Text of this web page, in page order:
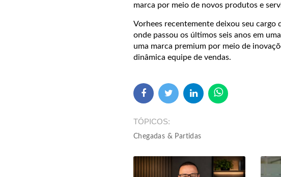
marca por meio de novos produtos e
Vorhees recentemente deixou seu cargo
onde passou os últimos seis anos em
uma marca premium por meio de
dinâmica equipe de vendas.
TÓPICOS
Chegadas & Partidas